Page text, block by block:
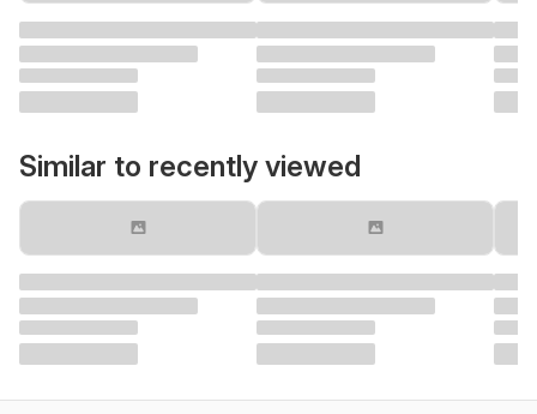
Similar to recently viewed